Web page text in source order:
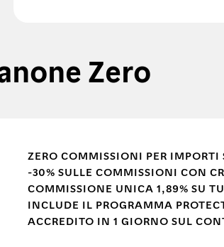
Zero
ZERO COMMISSIONI PER IMPORTI
-30% SULLE COMMISSIONI CON
COMMISSIONE UNICA 1,89% SU
INCLUDE IL PROGRAMMA
ACCREDITO IN 1 GIORNO SUL